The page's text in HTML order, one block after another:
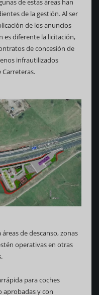
de estas áreas han
de la gestión. Al ser
de los anuncios
es diferente la licitación,
de concesión de
infrautilizados
Carreteras.
de descanso, zonas
operativas en otras
para coches
aprobadas y con